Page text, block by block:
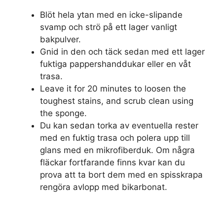
Blöt hela ytan med en icke-slipande
svamp och strö på ett lager vanligt
bakpulver.
Gnid in den och täck sedan med ett lager
fuktiga pappershanddukar eller en våt
trasa.
Leave it for 20 minutes to loosen the
toughest stains, and scrub clean using
the sponge.
Du kan sedan torka av eventuella rester
med en fuktig trasa och polera upp till
glans med en mikrofiberduk. Om några
fläckar fortfarande finns kvar kan du
prova att ta bort dem med en spisskrapa
rengöra avlopp med bikarbonat.